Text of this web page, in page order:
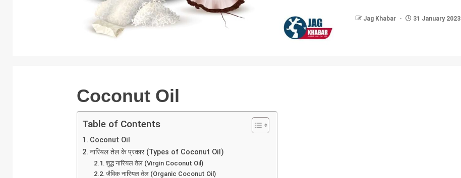
Jag Khabar 31 January 2023
Coconut Oil
Table of Contents
Coconut Oil
नारियल तेल के प्रकार (Types of Coconut Oil)
शुद्ध नारियल तेल (Virgin Coconut Oil)
जैविक नारियल तेल (Organic Coconut Oil)